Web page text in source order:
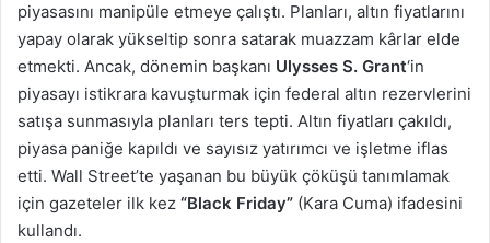
piyasasını manipüle etmeye çalıştı. Planları, altın fiyatlarını
yapay olarak yükseltip sonra satarak muazzam kârlar elde
etmekti. Ancak, dönemin başkanı Ulysses S. Grant‘in
piyasayı istikrara kavuşturmak için federal altın rezervlerini
satışa sunmasıyla planları ters tepti. Altın fiyatları çakıldı,
piyasa paniğe kapıldı ve sayısız yatırımcı ve işletme iflas
etti. Wall Street’te yaşanan bu büyük çöküşü tanımlamak
için gazeteler ilk kez “Black Friday” (Kara Cuma) ifadesini
kullandı.